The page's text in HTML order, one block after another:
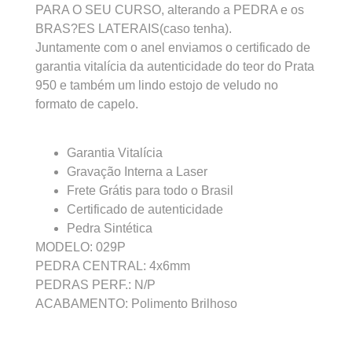
PARA O SEU CURSO, alterando a PEDRA e os
BRAS?ES LATERAIS(caso tenha).
Juntamente com o anel enviamos o certificado de
garantia vitalícia da autenticidade do teor do Prata
950 e também um lindo estojo de veludo no
formato de capelo.
Garantia Vitalícia
Gravação Interna a Laser
Frete Grátis para todo o Brasil
Certificado de autenticidade
Pedra Sintética
MODELO: 029P
PEDRA CENTRAL: 4x6mm
PEDRAS PERF.: N/P
ACABAMENTO: Polimento Brilhoso